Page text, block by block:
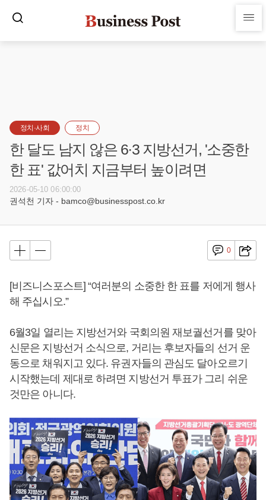
정치·사회 정치
한 달도 남지 않은 6·3 지방선거, '소중한
한 표' 값어치 지금부터 높이려면
2026-05-10 06:00:00
권석천 기자 - bamco@businesspost.co.kr
0
[비즈니스포스트] “여러분의 소중한 한 표를 저에게 행사
해 주십시오.”
6월3일 열리는 지방선거와 국회의원 재보궐선거를 맞아
신문은 지방선거 소식으로, 거리는 후보자들의 선거 운
동으로 채워지고 있다. 유권자들의 관심도 달아오르기
시작했는데 제대로 하려면 지방선거 투표가 그리 쉬운
것만은 아니다.